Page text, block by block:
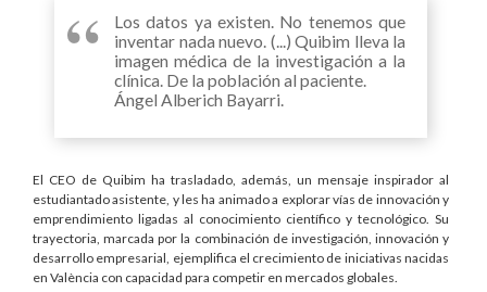
Los datos ya existen. No tenemos que
inventar nada nuevo. (...) Quibim lleva la
imagen médica de la investigación a la
clínica. De la población al paciente.
Ángel Alberich Bayarri.
El CEO de Quibim ha trasladado, además, un mensaje inspirador al
estudiantado asistente, y les ha animado a explorar vías de innovación y
emprendimiento ligadas al conocimiento científico y tecnológico. Su
trayectoria, marcada por la combinación de investigación, innovación y
desarrollo empresarial, ejemplifica el crecimiento de iniciativas nacidas
en València con capacidad para competir en mercados globales.